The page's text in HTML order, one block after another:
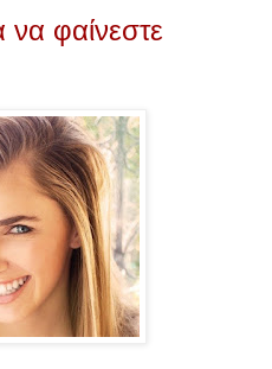
να φαίνεστε